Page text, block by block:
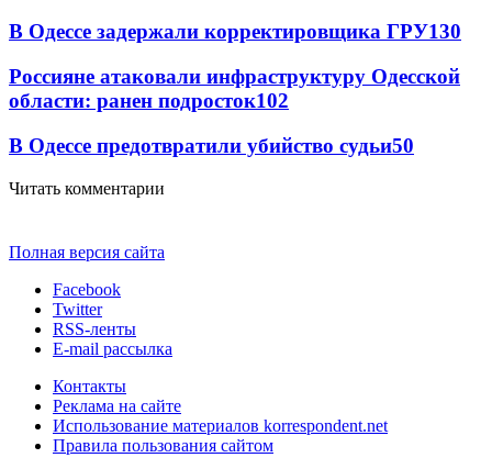
В Одессе задержали корректировщика ГРУ130
Россияне атаковали инфраструктуру Одесской
области: ранен подросток102
В Одессе предотвратили убийство судьи50
Читать комментарии
Полная версия сайта
Facebook
Twitter
RSS-ленты
E-mail рассылка
Контакты
Реклама на сайте
Использование материалов korrespondent.net
Правила пользования сайтом